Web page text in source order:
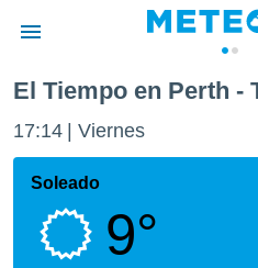
de
por
que se
calidad.
El Tiempo en Perth -
17:14 Viernes
Soleado
9°